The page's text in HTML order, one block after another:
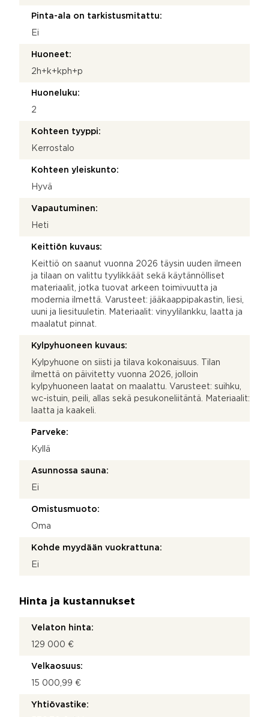
Pinta-ala on tarkistusmitattu:
Ei
Huoneet:
2h+k+kph+p
Huoneluku:
2
Kohteen tyyppi:
Kerrostalo
Kohteen yleiskunto:
Hyvä
Vapautuminen:
Heti
Keittiön kuvaus:
Keittiö on saanut vuonna 2026 täysin uuden ilmeen
ja tilaan on valittu tyylikkäät sekä käytännölliset
materiaalit, jotka tuovat arkeen toimivuutta ja
modernia ilmettä. Varusteet: jääkaappipakastin, liesi,
uuni ja liesituuletin. Materiaalit: vinyylilankku, laatta ja
maalatut pinnat.
Kylpyhuoneen kuvaus:
Kylpyhuone on siisti ja tilava kokonaisuus. Tilan
ilmettä on päivitetty vuonna 2026, jolloin
kylpyhuoneen laatat on maalattu. Varusteet: suihku,
wc-istuin, peili, allas sekä pesukoneliitäntä. Materiaalit:
laatta ja kaakeli.
Parveke:
Kyllä
Asunnossa sauna:
Ei
Omistusmuoto:
Oma
Kohde myydään vuokrattuna:
Ei
Hinta ja kustannukset
Velaton hinta:
129 000 €
Velkaosuus:
15 000,99 €
Yhtiövastike: